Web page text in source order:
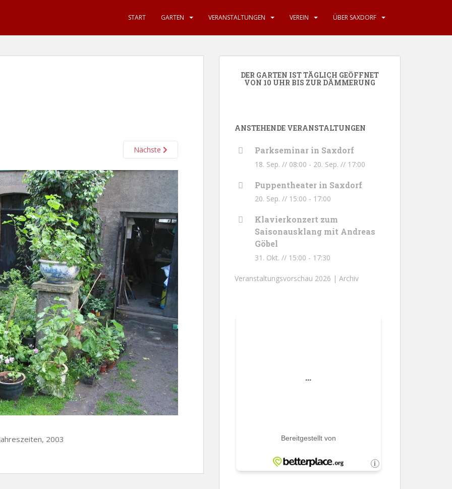
START GARTEN VERANSTALTUNGEN VEREIN ÜBER SAXDORF
Nächste
2003
DER GARTEN IST TÄGLICH GEÖFFNET
VON 10 UHR BIS ZUR DÄMMERUNG
ANSTEHENDE VERANSTALTUNGEN
Parkseminar in Saxdorf
18. Sep. // 08:00 - 20. Sep. // 17:00
Puppentheater in Saxdorf
20. Sep. // 15:00 - 17:00
Klavierkonzert zum
Saisonausklang mit Andreas
Göbel
31. Okt. // 15:00 - 17:30
Veranstaltungsvorschau 2026 | Archiv